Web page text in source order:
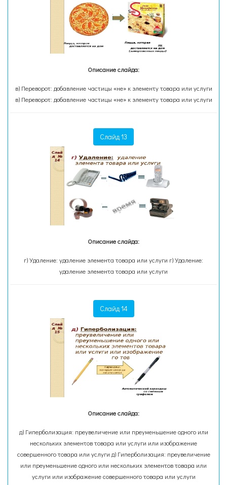
Описание слайда:
в) Переворот: добавление частицы «не» к элементу товара или услуги
в) Переворот: добавление частицы «не» к элементу товара или услуги
Слайд 13
Описание слайда:
г) Удаление: удаление элемента товара или услуги г) Удаление:
удаление элемента товара или услуги
Слайд 14
Описание слайда:
д) Гиперболизация: преувеличение или преуменьшение одного или
нескольких элементов товара или услуги или изображение
совершенного товара или услуги д) Гиперболизация: преувеличение
или преуменьшение одного или нескольких элементов товара или
услуги или изображение совершенного товара или услуги